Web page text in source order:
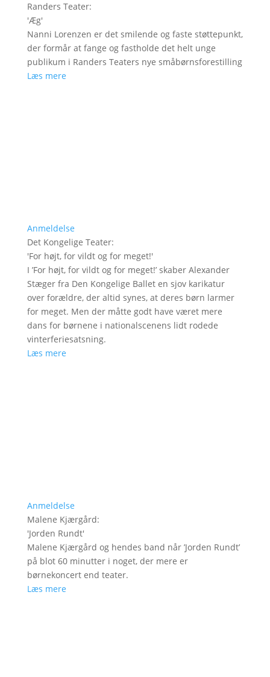
Randers Teater:
'Æg'
Nanni Lorenzen er det smilende og faste støttepunkt,
der formår at fange og fastholde det helt unge
publikum i Randers Teaters nye småbørnsforestilling
Læs mere
Anmeldelse
Det Kongelige Teater:
'For højt, for vildt og for meget!'
I ’For højt, for vildt og for meget!’ skaber Alexander
Stæger fra Den Kongelige Ballet en sjov karikatur
over forældre, der altid synes, at deres børn larmer
for meget. Men der måtte godt have været mere
dans for børnene i nationalscenens lidt rodede
vinterferiesatsning.
Læs mere
Anmeldelse
Malene Kjærgård:
'Jorden Rundt'
Malene Kjærgård og hendes band når ’Jorden Rundt’
på blot 60 minutter i noget, der mere er
børnekoncert end teater.
Læs mere